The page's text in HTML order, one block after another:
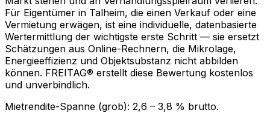
Für Eigentümer in Talheim, die einen Verkauf oder eine
Vermietung erwägen, ist eine individuelle, datenbasierte
Wertermittlung der wichtigste erste Schritt — sie ersetzt
Schätzungen aus Online-Rechnern, die Mikrolage,
Energieeffizienz und Objektsubstanz nicht abbilden
können. FREITAG® erstellt diese Bewertung kostenlos
und unverbindlich.
Mietrendite-Spanne (grob): 2,6 – 3,8 % brutto.